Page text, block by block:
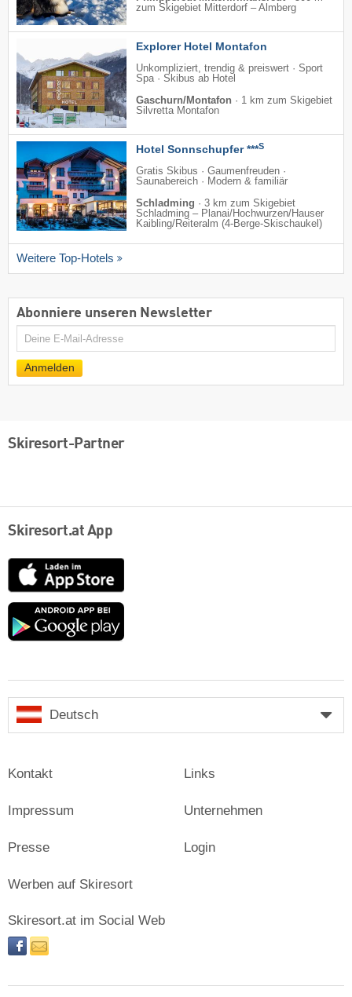
zum Skigebiet Mitterdorf – Almberg
Explorer Hotel Montafon
Unkompliziert, trendig & preiswert · Sport
Spa · Skibus ab Hotel
Gaschurn/Montafon · 1 km zum Skigebiet
Silvretta Montafon
Hotel Sonnschupfer ***S
Gratis Skibus · Gaumenfreuden ·
Saunabereich · Modern & familiär
Schladming · 3 km zum Skigebiet
Schladming – Planai/​Hochwurzen/​Hauser
Kaibling/​Reiteralm (4-Berge-Skischaukel)
Weitere Top-Hotels
Abonniere unseren Newsletter
E-
Mail
Anmelden
Skiresort-Partner
Skiresort.at App
App
Store
Google
Deutsch
Kontakt
Impressum
Presse
Links
Unternehmen
Login
Werben auf Skiresort
Skiresort.at im Social Web
facebooknewsletter